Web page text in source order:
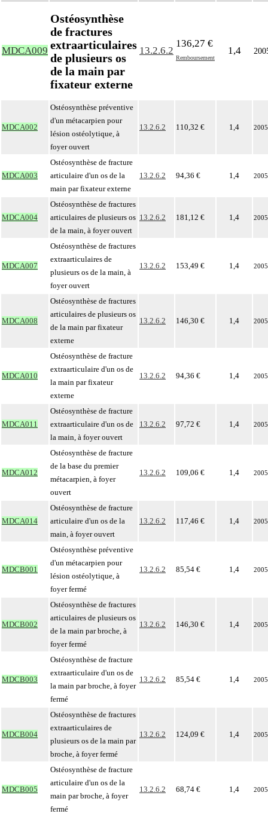
MDCA009
Ostéosynthèse
de fractures
extraarticulaires
de plusieurs os
de la main par
fixateur externe
13.2.6.2
136,27 €
Remboursement
1,4
MDCA002
Ostéosynthèse préventive
d'un métacarpien pour
lésion ostéolytique, à
foyer ouvert
13.2.6.2 110,32 € 1,4 2005
MDCA003
Ostéosynthèse de fracture
articulaire d'un os de la
main par fixateur externe
13.2.6.2 94,36 € 1,4 2005
MDCA004
Ostéosynthèse de fractures
articulaires de plusieurs os
de la main, à foyer ouvert
13.2.6.2 181,12 € 1,4 2005
MDCA007
Ostéosynthèse de fractures
extraarticulaires de
plusieurs os de la main, à
foyer ouvert
13.2.6.2 153,49 € 1,4 2005
MDCA008
Ostéosynthèse de fractures
articulaires de plusieurs os
de la main par fixateur
externe
13.2.6.2 146,30 € 1,4 2005
MDCA010
Ostéosynthèse de fracture
extraarticulaire d'un os de
la main par fixateur
externe
13.2.6.2 94,36 € 1,4 2005
MDCA011
Ostéosynthèse de fracture
extraarticulaire d'un os de
la main, à foyer ouvert
13.2.6.2 97,72 € 1,4 2005
MDCA012
Ostéosynthèse de fracture
de la base du premier
métacarpien, à foyer
ouvert
13.2.6.2 109,06 € 1,4 2005
MDCA014
Ostéosynthèse de fracture
articulaire d'un os de la
main, à foyer ouvert
13.2.6.2 117,46 € 1,4 2005
MDCB001
Ostéosynthèse préventive
d'un métacarpien pour
lésion ostéolytique, à
foyer fermé
13.2.6.2 85,54 € 1,4 2005
MDCB002
Ostéosynthèse de fractures
articulaires de plusieurs os
de la main par broche, à
foyer fermé
13.2.6.2 146,30 € 1,4 2005
MDCB003
Ostéosynthèse de fracture
extraarticulaire d'un os de
la main par broche, à foyer
fermé
13.2.6.2 85,54 € 1,4 2005
MDCB004
Ostéosynthèse de fractures
extraarticulaires de
plusieurs os de la main par
broche, à foyer fermé
13.2.6.2 124,09 € 1,4 2005
MDCB005
Ostéosynthèse de fracture
articulaire d'un os de la
main par broche, à foyer
fermé
13.2.6.2 68,74 € 1,4 2005